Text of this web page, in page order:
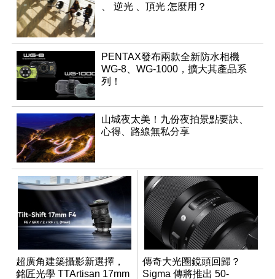
、 逆光 、頂光 怎麼用？
PENTAX發布兩款全新防水相機
WG-8、WG-1000，擴大其產品系
列！
山城夜太美！九份夜拍景點要訣、
心得、路線無私分享
超廣角建築攝影新選擇，
銘匠光學 TTArtisan 17mm
傳奇大光圈鏡頭回歸？
Sigma 傳將推出 50-